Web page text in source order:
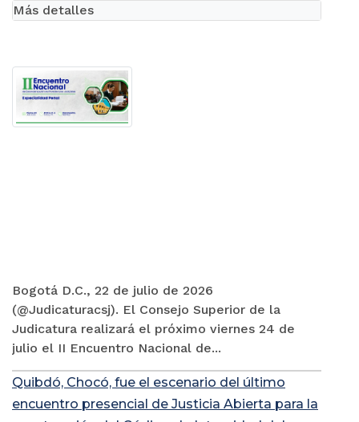
Bogotá D.C., 22 de julio de 2026
(@Judicaturacsj). El Consejo Superior de la
Judicatura realizará el próximo viernes 24 de
julio el II Encuentro Nacional de...
Más detalles
Quibdó, Chocó, fue el escenario del último
encuentro presencial de Justicia Abierta para la